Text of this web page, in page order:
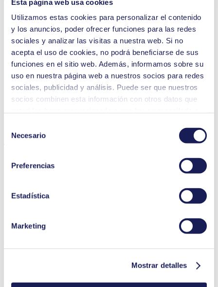
Esta página web usa cookies
Utilizamos estas cookies para personalizar el contenido
y los anuncios, poder ofrecer funciones para las redes
sociales y analizar las visitas a nuestra web. Si no
acepta el uso de cookies, no podrá beneficiarse de sus
funciones en el sitio web. Además, informamos sobre su
uso en nuestra página web a nuestros socios para redes
sociales, publicidad y análisis. Puede ser que nuestros
socios combinen esta información con otros datos que
Usted puede revocar su consentimiento en cualquier
momento: solo tiene que hacer clic en «Cookies» al final
de la página web y eliminar la marca de verificación.
Encontrará información más detallada sobre las cookies
duración del almacenamiento de los datos en
Necesario
Preferencias
Estadística
Marketing
Mostrar detalles
Análisis de gases
Impresión de chorro de tinta
Equipos médicos
Instrumentos analíticos
Equipos de laboratorio
Automoción
Industria alimentaria y de bebidas
Descargas